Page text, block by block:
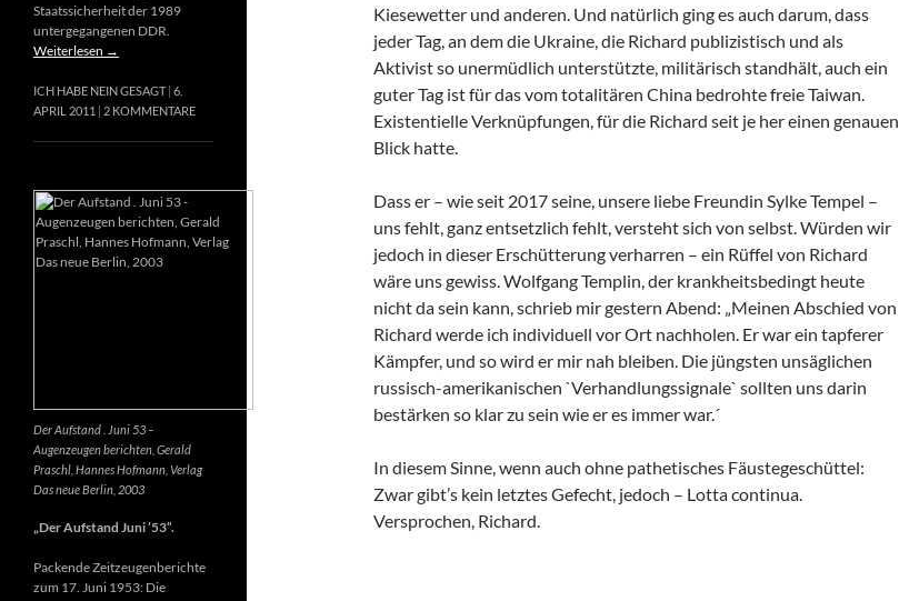
Kiesewetter und anderen. Und natürlich ging es auch darum, dass
jeder Tag, an dem die Ukraine, die Richard publizistisch und als
Aktivist so unermüdlich unterstützte, militärisch standhält, auch ein
guter Tag ist für das vom totalitären China bedrohte freie Taiwan.
Existentielle Verknüpfungen, für die Richard seit je her einen genauen
Blick hatte.
Dass er – wie seit 2017 seine, unsere liebe Freundin Sylke Tempel –
uns fehlt, ganz entsetzlich fehlt, versteht sich von selbst. Würden wir
jedoch in dieser Erschütterung verharren – ein Rüffel von Richard
wäre uns gewiss. Wolfgang Templin, der krankheitsbedingt heute
nicht da sein kann, schrieb mir gestern Abend: „Meinen Abschied von
Richard werde ich individuell vor Ort nachholen. Er war ein tapferer
Kämpfer, und so wird er mir nah bleiben. Die jüngsten unsäglichen
russisch-amerikanischen `Verhandlungssignale` sollten uns darin
bestärken so klar zu sein wie er es immer war.´
In diesem Sinne, wenn auch ohne pathetisches Fäustegeschüttel:
Zwar gibt’s kein letztes Gefecht, jedoch – Lotta continua.
Versprochen, Richard.
Staatssicherheit der 1989
untergegangenen DDR.
Weiterlesen →
ICH HABE NEIN GESAGT 6.
APRIL 2011
2 KOMMENTARE
Der Aufstand . Juni 53 –
Augenzeugen berichten, Gerald
Praschl, Hannes Hofmann, Verlag
Das neue Berlin, 2003
„Der Aufstand Juni ’53“.
Packende Zeitzeugenberichte
zum 17. Juni 1953: Die